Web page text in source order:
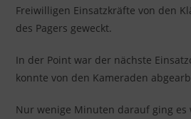
Freiwilligen Einsatzkräfte von den
des Pagers geweckt.
In der Point war der nächste
konnte von den Kameraden
Nur wenige Minuten darauf ging es